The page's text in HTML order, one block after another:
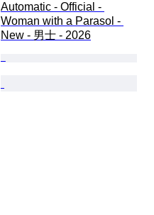
Automatic - Official -
Woman with a Parasol -
New - 男士 - 2026